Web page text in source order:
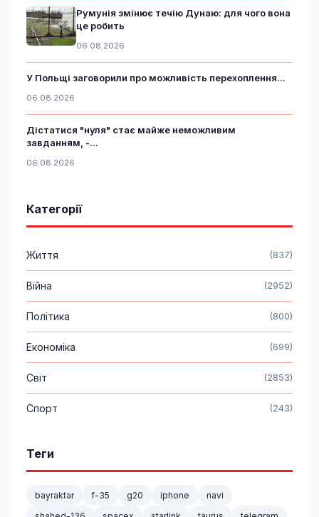
Румунія змінює течію Дунаю: для чого вона
це робить
06.08.2026
У Польщі заговорили про можливість перехоплення...
06.08.2026
Дістатися "нуля" стає майже неможливим
завданням, -...
06.08.2026
Категорії
Життя (837)
Війна (2952)
Політика (800)
Економіка (699)
Світ (2853)
Спорт (243)
Теги
bayraktar f-35 g20 iphone
navi